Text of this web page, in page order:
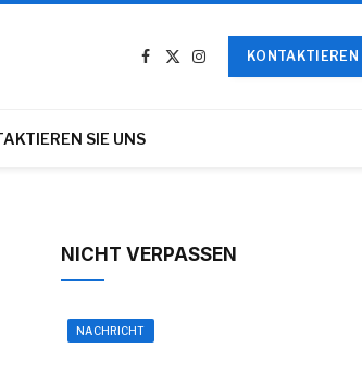
Facebook
X
Instagram
SIE UNS
NICHT VERPASSEN
NACHRICHT